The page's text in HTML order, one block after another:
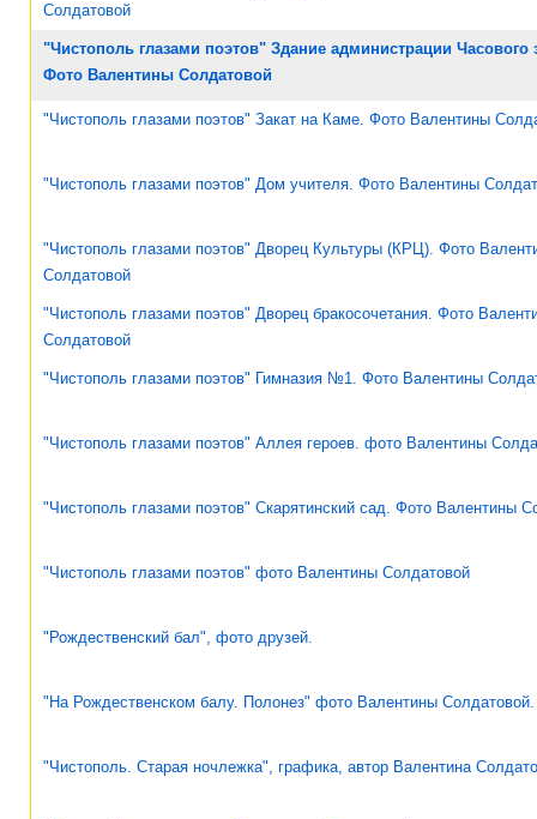
Солдатовой
"Чистополь глазами поэтов" Здание администрации Часового
Фото Валентины Солдатовой
"Чистополь глазами поэтов" Закат на Каме. Фото Валентины
"Чистополь глазами поэтов" Дом учителя. Фото Валентины
"Чистополь глазами поэтов" Дворец Культуры (КРЦ). Фото
Солдатовой
"Чистополь глазами поэтов" Дворец бракосочетания. Фото
Солдатовой
"Чистополь глазами поэтов" Гимназия №1. Фото Валентины
"Чистополь глазами поэтов" Аллея героев. фото Валентины
"Чистополь глазами поэтов" Скарятинский сад. Фото Валентины
"Чистополь глазами поэтов" фото Валентины Солдатовой
"Рождественский бал", фото друзей.
"На Рождественском балу. Полонез" фото Валентины Солдатовой.
"Чистополь. Старая ночлежка", графика, автор Валентина